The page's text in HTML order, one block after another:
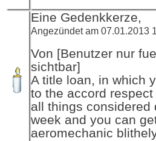
Eine Gedenkkerze,
Angezündet am 07.01.2013
Von [Benutzer nur
sichtbar]
A title loan, in which
to the accord
all things considered
week and you can
aeromechanic